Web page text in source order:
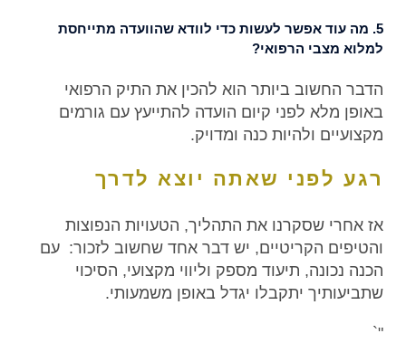
5. מה עוד אפשר לעשות כדי לוודא שהוועדה מתייחסת
למלוא מצבי הרפואי?
הדבר החשוב ביותר הוא להכין את התיק הרפואי
באופן מלא לפני קיום הועדה להתייעץ עם גורמים
מקצועיים ולהיות כנה ומדויק.
רגע לפני שאתה יוצא לדרך
אז אחרי שסקרנו את התהליך, הטעויות הנפוצות
והטיפים הקריטיים, יש דבר אחד שחשוב לזכור: עם
הכנה נכונה, תיעוד מספק וליווי מקצועי, הסיכוי
שתביעותיך יתקבלו יגדל באופן משמעותי.
"`